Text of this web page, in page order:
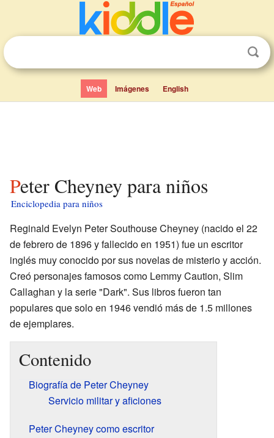
Web Imágenes English
Peter Cheyney para niños
Enciclopedia para niños
Reginald Evelyn Peter Southouse Cheyney (nacido el 22
de febrero de 1896 y fallecido en 1951) fue un escritor
inglés muy conocido por sus novelas de misterio y acción.
Creó personajes famosos como Lemmy Caution, Slim
Callaghan y la serie "Dark". Sus libros fueron tan
populares que solo en 1946 vendió más de 1.5 millones
de ejemplares.
Contenido
Biografía de Peter Cheyney
Servicio militar y aficiones
Peter Cheyney como escritor